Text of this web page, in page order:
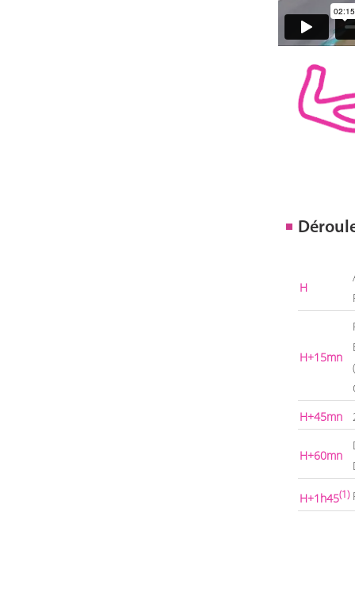
H
H+15mn
H+45mn
H+60mn
H+1h45(1)